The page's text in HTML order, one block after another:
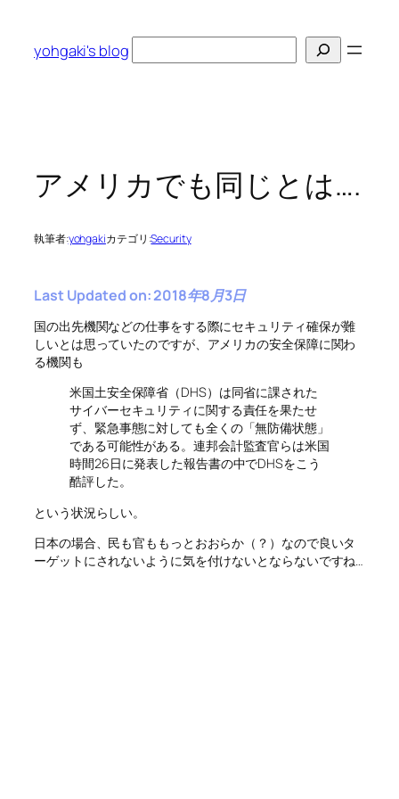
yohgaki's blog
索
アメリカでも同じとは….
執筆者:yohgakiカテゴリ:Security
Last Updated on: 2018年8月3日
国の出先機関などの仕事をする際にセキュリティ確保が難
しいとは思っていたのですが、アメリカの安全保障に関わ
る機関も
米国土安全保障省（DHS）は同省に課された
サイバーセキュリティに関する責任を果たせ
ず、緊急事態に対しても全くの「無防備状態」
である可能性がある。連邦会計監査官らは米国
時間26日に発表した報告書の中でDHSをこう
酷評した。
という状況らしい。
日本の場合、民も官ももっとおおらか（？）なので良いタ
ーゲットにされないように気を付けないとならないですね…